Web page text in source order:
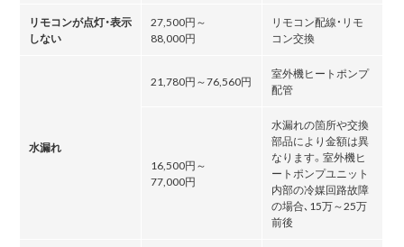
リモコンが点灯・表示
しない
27,500円～
88,000円
リモコン配線・リモ
コン交換
水漏れ
21,780円～76,560円
室外機ヒートポンプ
配管
16,500円～
77,000円
水漏れの箇所や交換
部品により金額は異
なります。室外機ヒ
ートポンプユニット
内部の冷媒回路故障
の場合､15万～25万
前後